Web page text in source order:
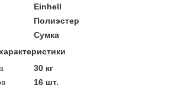
Einhell
Полиэстер
Сумка
30 кг
16 шт.